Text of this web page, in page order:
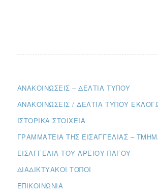
ΑΝΑΚΟΙΝΏΣΕΙΣ – ΔΕΛΤΊΑ ΤΎΠΟΥ
ΑΝΑΚΟΙΝΏΣΕΙΣ / ΔΕΛΤΊΑ ΤΎΠΟΥ
ΙΣΤΟΡΙΚΆ ΣΤΟΙΧΕΊΑ
ΓΡΑΜΜΑΤΕΊΑ ΤΗΣ ΕΙΣΑΓΓΕΛΊΑΣ –
ΕΙΣΑΓΓΕΛΊΑ ΤΟΥ ΑΡΕΊΟΥ ΠΆΓΟΥ
ΔΙΑΔΙΚΤΥΑΚΟΊ ΤΌΠΟΙ
ΕΠΙΚΟΙΝΩΝΊΑ